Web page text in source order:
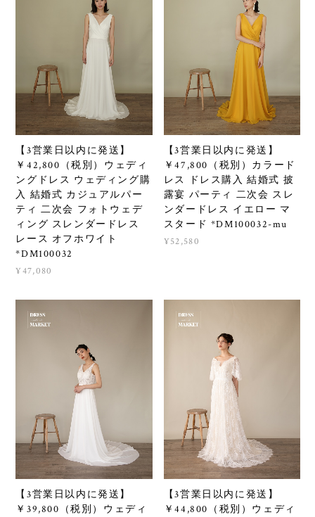
【3営業日以内に発送】
￥42,800（税別）ウェディ
ングドレス ウェディング購
入 結婚式 カジュアルパー
ティ 二次会 フォトウェデ
ィング スレンダードレス
レース オフホワイト
*DM100032
¥47,080
【3営業日以内に発送】
￥47,800（税別）カラード
レス ドレス購入 結婚式 披
露宴 パーティ 二次会 スレ
ンダードレス イエロー マ
スタード *DM100032-mu
¥52,580
【3営業日以内に発送】
￥39,800（税別）ウェディ
【3営業日以内に発送】
￥44,800（税別）ウェディ